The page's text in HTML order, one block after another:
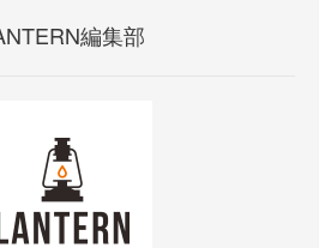
編集部